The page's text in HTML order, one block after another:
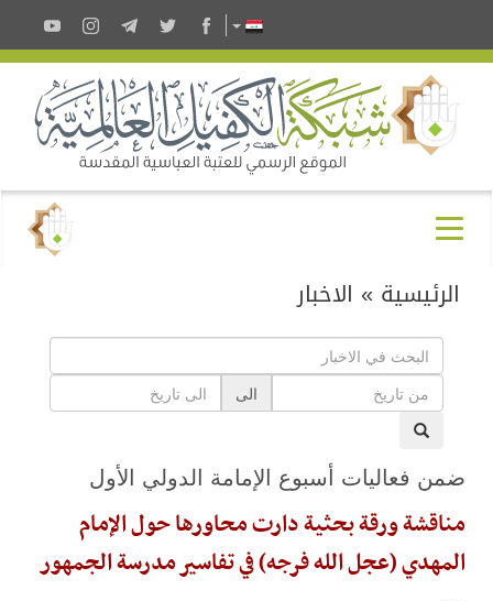
الرئيسية » الاخبار
الى
ضمن فعاليات أسبوع الإمامة الدولي الأول
مناقشة ورقة بحثية دارت محاورها حول الإمام
المهدي (عجل الله فرجه) في تفاسير مدرسة الجمهور